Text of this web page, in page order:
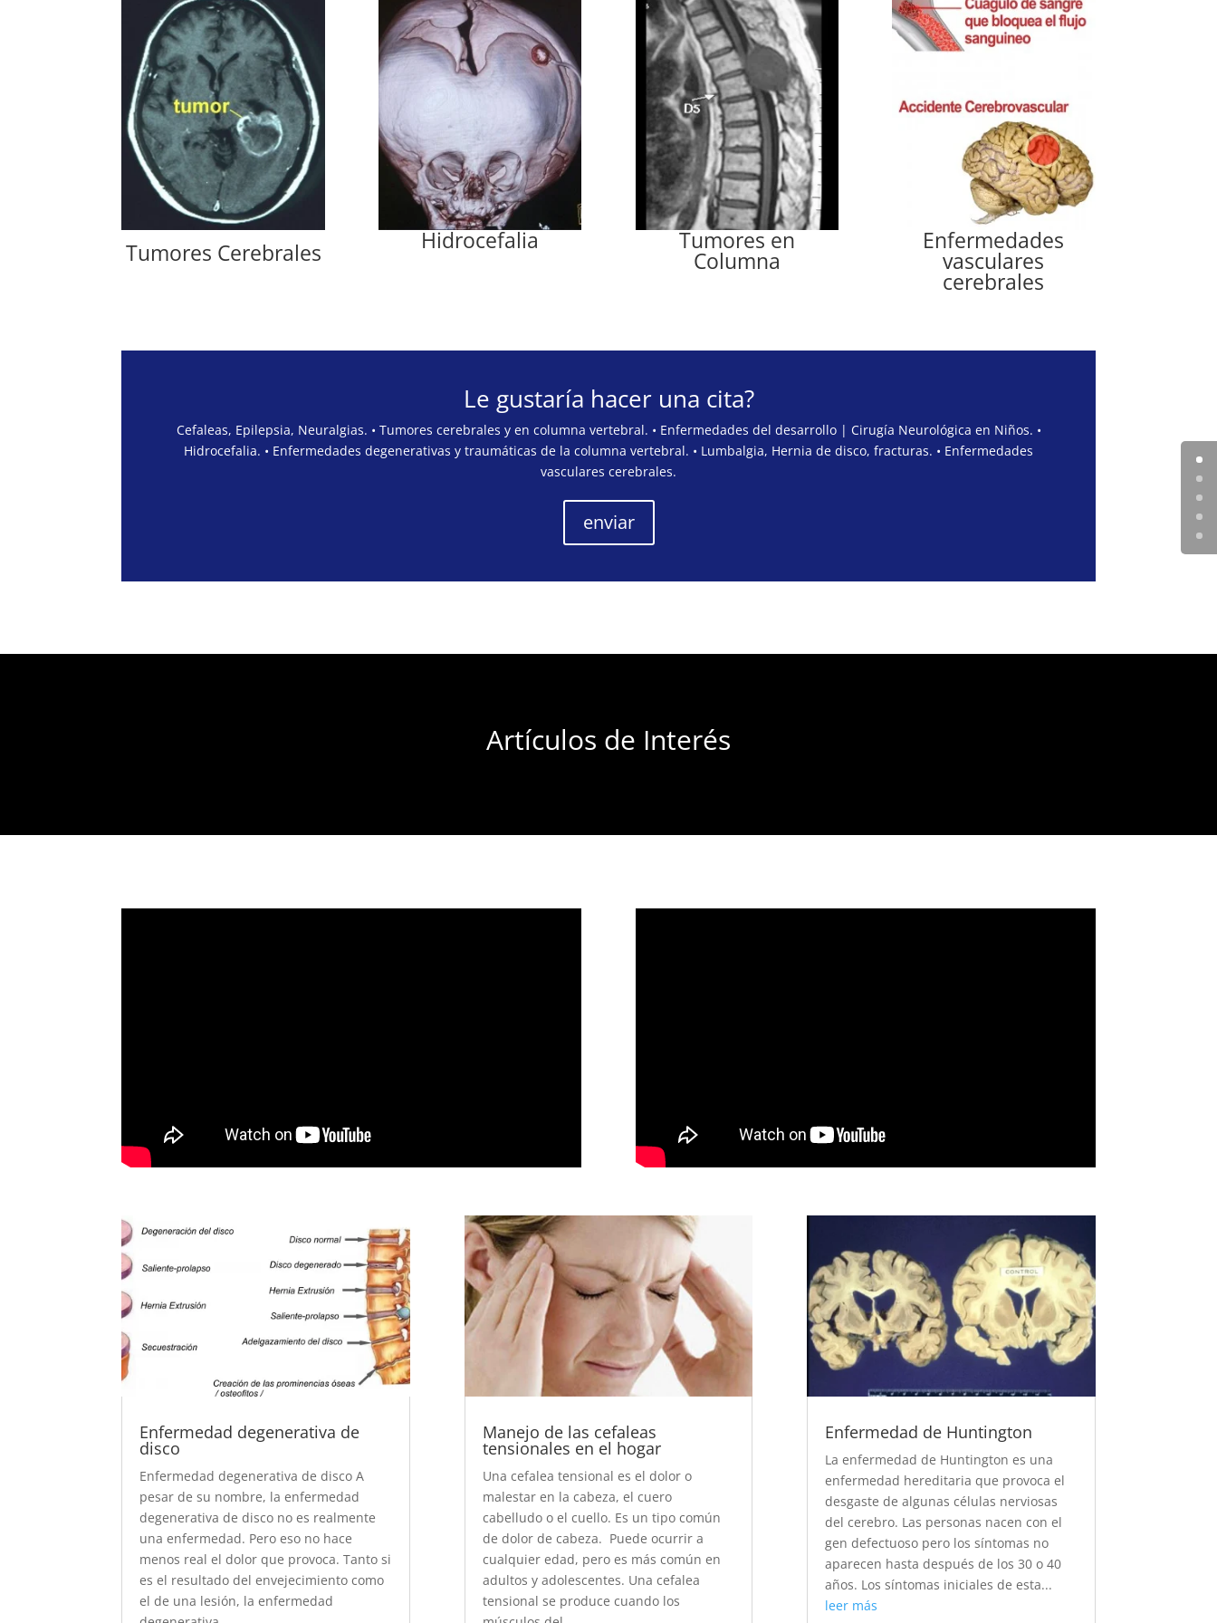
Tumores Cerebrales Hidrocefalia Tumores en
Columna
Enfermedades
vasculares
cerebrales
Le gustaría hacer una cita?
Cefaleas, Epilepsia, Neuralgias. • Tumores cerebrales y en columna vertebral. • Enfermedades del desarrollo | Cirugía Neurológica en Niños. •
Hidrocefalia. • Enfermedades degenerativas y traumáticas de la columna vertebral. • Lumbalgia, Hernia de disco, fracturas. • Enfermedades
vasculares cerebrales.
enviar
Artículos de Interés
Enfermedad degenerativa de
disco
Enfermedad degenerativa de disco A
pesar de su nombre, la enfermedad
degenerativa de disco no es realmente
una enfermedad. Pero eso no hace
menos real el dolor que provoca. Tanto si
es el resultado del envejecimiento como
el de una lesión, la enfermedad
Manejo de las cefaleas
tensionales en el hogar
Una cefalea tensional es el dolor o
malestar en la cabeza, el cuero
cabelludo o el cuello. Es un tipo común
de dolor de cabeza. Puede ocurrir a
cualquier edad, pero es más común en
adultos y adolescentes. Una cefalea
tensional se produce cuando los
Enfermedad de Huntington
La enfermedad de Huntington es una
enfermedad hereditaria que provoca el
desgaste de algunas células nerviosas
del cerebro. Las personas nacen con el
gen defectuoso pero los síntomas no
aparecen hasta después de los 30 o 40
años. Los síntomas iniciales de esta...
leer más